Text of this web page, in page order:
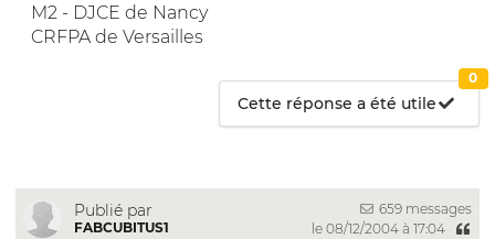
M2 - DJCE de Nancy
CRFPA de Versailles
Cette réponse a été utile
0
Publié par
FABCUBITUS1
659 messages
le 08/12/2004 à 17:04